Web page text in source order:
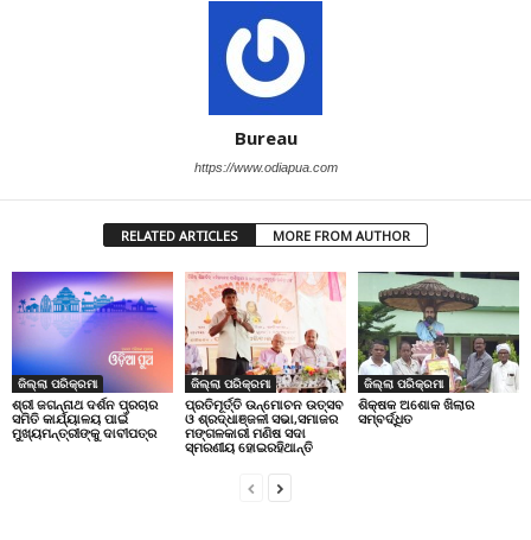
Bureau
https://www.odiapua.com
RELATED ARTICLES MORE FROM AUTHOR
ଜିଲ୍ଲା ପରିକ୍ରମା
ଶ୍ରୀ ଜଗନ୍ନାଥ ଦର୍ଶନ ପ୍ରଚାର
ସମିତି କାର୍ଯ୍ୟାଳୟ ପାଇଁ
ମୁଖ୍ୟମନ୍ତ୍ରୀଙ୍କୁ ଦାବୀପତ୍ର
ଜିଲ୍ଲା ପରିକ୍ରମା
ପ୍ରତିମୂର୍ତ୍ତି ଉନ୍ମୋଚନ ଉତ୍ସବ
ଓ ଶ୍ରଦ୍ଧାଞ୍ଜଳୀ ସଭା,ସମାଜର
ମଙ୍ଗଳକାରୀ ମଣିଷ ସଦା
ସ୍ମରଣୀୟ ହୋଇରହିଥାନ୍ତି
ଜିଲ୍ଲା ପରିକ୍ରମା
ଶିକ୍ଷକ ଅଶୋକ ଖିଲାର
ସମ୍ବର୍ଦ୍ଧିତ